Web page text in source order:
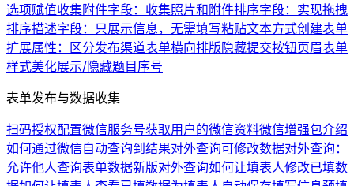
选项赋值收集附件字段：收集照片和附件排序字段：实现拖拽
排序描述字段：只展示信息，无需填写粘贴文本方式创建表单
扩展属性：区分发布渠道表单横向排版隐藏提交按钮页眉表单
样式美化展示/隐藏题目序号
表单发布与数据收集
扫码授权配置微信服务号获取用户的微信资料微信增强包介绍
如何通过微信自动查询到结果对外查询可修改数据对外查询：
允许他人查询表单数据新版对外查询如何让填表人修改已填数